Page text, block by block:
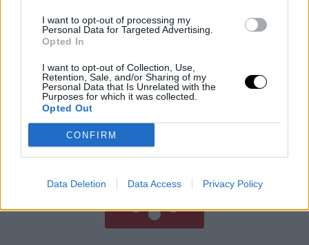
I want to opt-out of processing my
Personal Data for Targeted Advertising.
Opted In
I want to opt-out of Collection, Use,
Retention, Sale, and/or Sharing of my
Personal Data that Is Unrelated with the
Purposes for which it was collected.
Opted Out
CONFIRM
Data Deletion Data Access Privacy Policy
A munka új szendvicse: a döntés és a
szállítás uralma
Finance-termékfőnökkel folytatott beszélgetés során
látott: a munka hamburgermodellje átalakul, ahol az AI
összenyomja a középső réteget, miközben a
Rooby
augusztus 4, 2026
Még több cikk